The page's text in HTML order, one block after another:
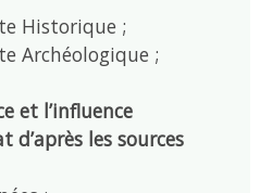
Historique ;
Archéologique ;
et l’influence
d’après les sources